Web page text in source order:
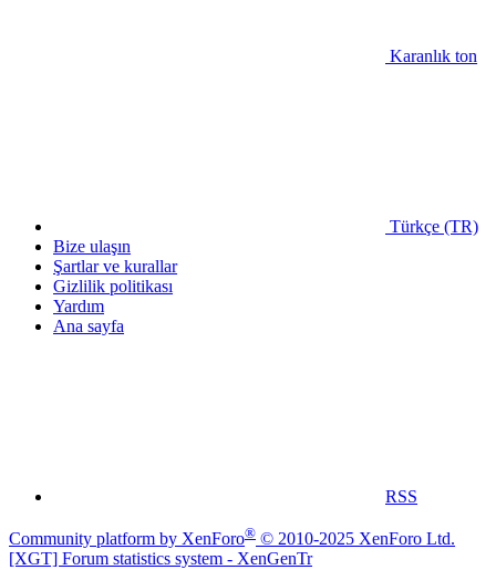
Karanlık ton
Türkçe (TR)
Bize ulaşın
Şartlar ve kurallar
Gizlilik politikası
Yardım
Ana sayfa
RSS
Community platform by XenForo® © 2010-2025 XenForo Ltd.
[XGT] Forum statistics system - XenGenTr